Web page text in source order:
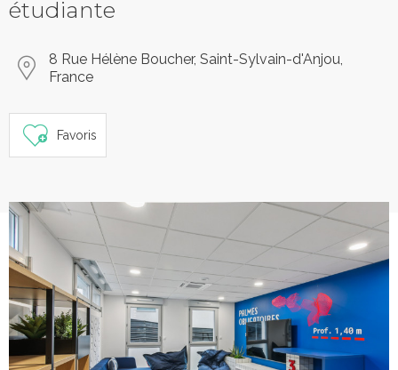
étudiante
8 Rue Hélène Boucher, Saint-Sylvain-d'Anjou,
France
Favoris